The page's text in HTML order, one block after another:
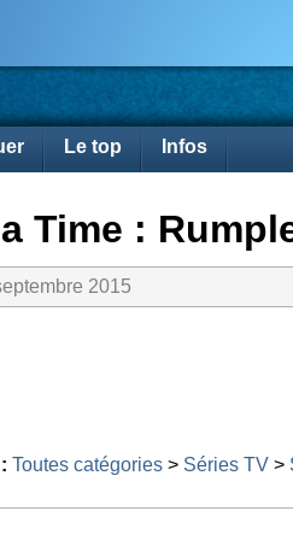
Le top Infos
Time :
2015
Toutes catégories > Séries TV >